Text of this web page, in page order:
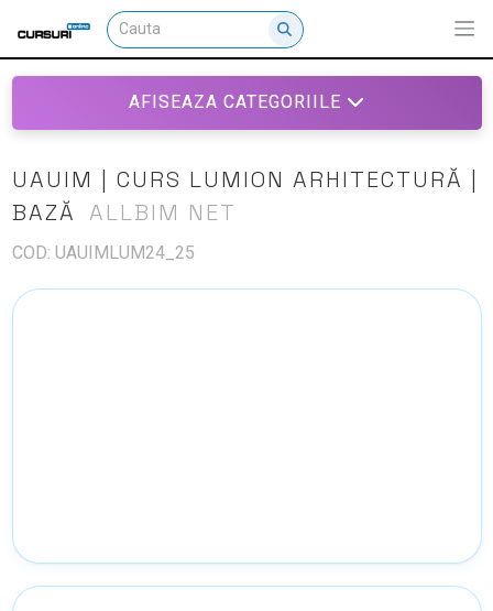
AFISEAZA CATEGORIILE
UAUIM | CURS LUMION ARHITECTURĂ |
BAZĂ
ALLBIM NET
COD: UAUIMLUM24_25